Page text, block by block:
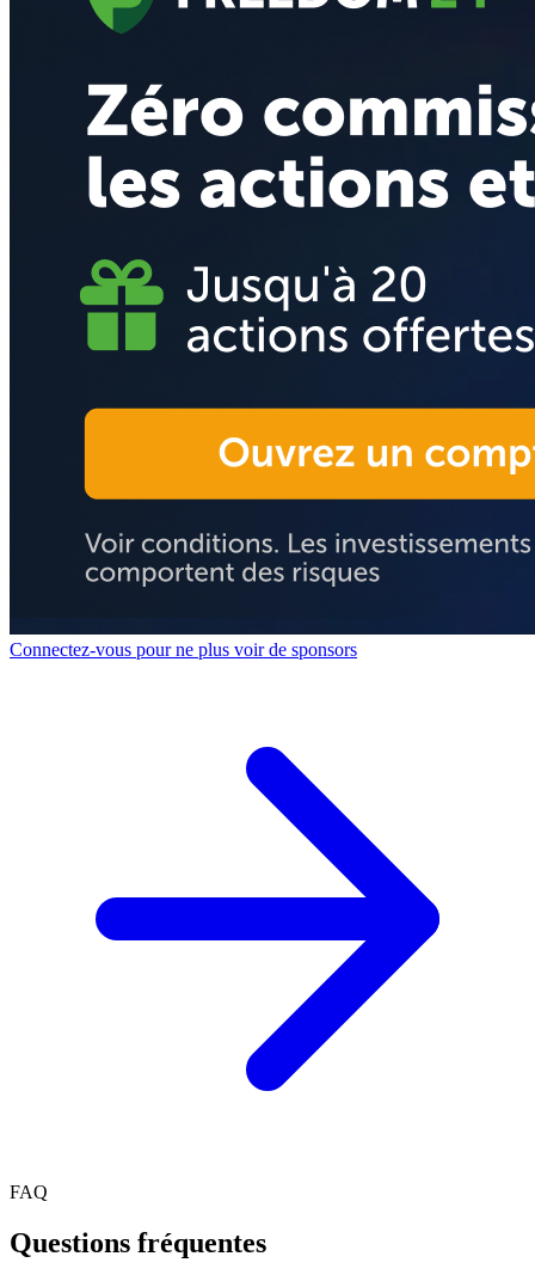
Connectez-vous pour ne plus voir de sponsors
FAQ
Questions fréquentes